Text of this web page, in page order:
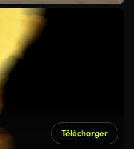
Télécharger